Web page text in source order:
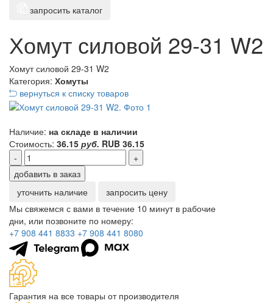
запросить каталог
Хомут силовой 29-31 W2
Хомут силовой 29-31 W2
Категория: Хомуты
вернуться к списку товаров
Наличие: на складе в наличии
Стоимость: 36.15 руб. RUB 36.15
-
+
добавить в заказ
уточнить наличие
запросить цену
Мы свяжемся с вами в течение 10 минут в рабочие
дни, или позвоните по номеру:
+7 908 441 8833 +7 908 441 8080
Гарантия на все товары от производителя